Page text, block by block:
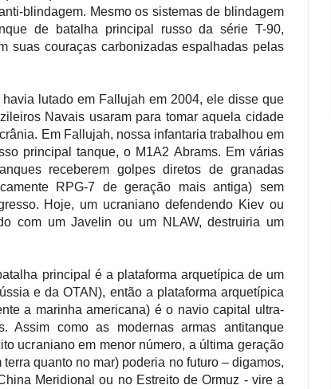
blindagem. Mesmo os sistemas de blindagem
de batalha principal russo da série T-90,
suas couraças carbonizadas espalhadas pelas
lutado em Fallujah em 2004, ele disse que
Navais usaram para tomar aquela cidade
Em Fallujah, nossa infantaria trabalhou em
principal tanque, o M1A2 Abrams. Em várias
receberem golpes diretos de granadas
RPG-7 de geração mais antiga) sem
Hoje, um ucraniano defendendo Kiev ou
com um Javelin ou um NLAW, destruiria um
principal é a plataforma arquetípica de um
e da OTAN), então a plataforma arquetípica
a marinha americana) é o navio capital ultra-
Assim como as modernas armas antitanque
ucraniano em menor número, a última geração
quanto no mar) poderia no futuro – digamos,
Meridional ou no Estreito de Ormuz - vire a